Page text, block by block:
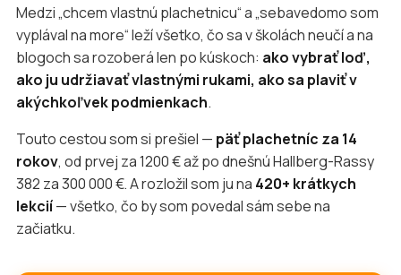
Medzi „chcem vlastnú plachetnicu“ a „sebavedomo som
vyplával na more“ leží všetko, čo sa v školách neučí a na
blogoch sa rozoberá len po kúskoch: ako vybrať loď,
ako ju udržiavať vlastnými rukami, ako sa plaviť v
akýchkoľvek podmienkach.
Touto cestou som si prešiel — päť plachetníc za 14
rokov, od prvej za 1200 € až po dnešnú Hallberg-Rassy
382 za 300 000 €. A rozložil som ju na 420+ krátkych
lekcií— všetko, čo by som povedal sám sebe na
začiatku.